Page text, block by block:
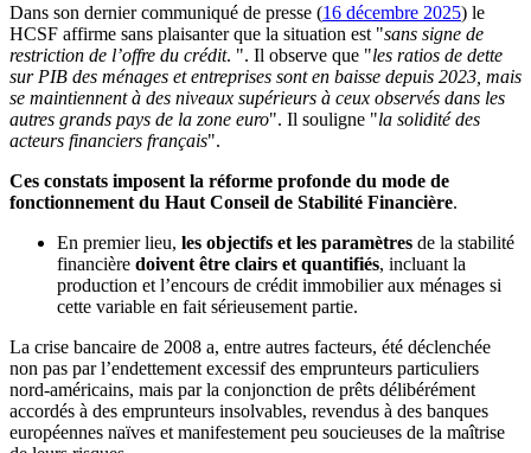
Dans son dernier communiqué de presse (16 décembre 2025) le
HCSF affirme sans plaisanter que la situation est "sans signe de
restriction de l’offre du crédit. ". Il observe que "les ratios de dette
sur PIB des ménages et entreprises sont en baisse depuis 2023, mais
se maintiennent à des niveaux supérieurs à ceux observés dans les
autres grands pays de la zone euro". Il souligne "la solidité des
acteurs financiers français".
Ces constats imposent la réforme profonde du mode de
fonctionnement du Haut Conseil de Stabilité Financière.
En premier lieu, les objectifs et les paramètres de la stabilité
financière doivent être clairs et quantifiés, incluant la
production et l’encours de crédit immobilier aux ménages si
cette variable en fait sérieusement partie.
La crise bancaire de 2008 a, entre autres facteurs, été déclenchée
non pas par l’endettement excessif des emprunteurs particuliers
nord-américains, mais par la conjonction de prêts délibérément
accordés à des emprunteurs insolvables, revendus à des banques
européennes naïves et manifestement peu soucieuses de la maîtrise